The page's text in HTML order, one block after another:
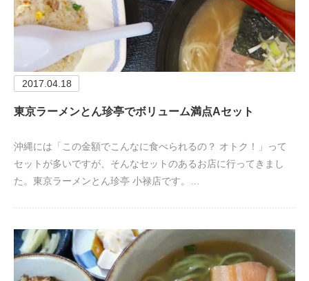
2017.04.18
東京ラーメンとん珍亭でボリューム満点Aセット
沖縄には「この金額でこんなに食べられるの？ オトク！」って
セットが多いですが、そんなセットのあるお店に行ってきまし
た。東京ラーメンとん珍亭 小禄店です。…